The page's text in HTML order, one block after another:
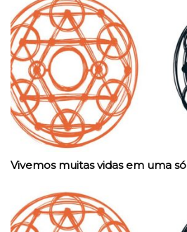
Vivemos muitas vidas em uma só